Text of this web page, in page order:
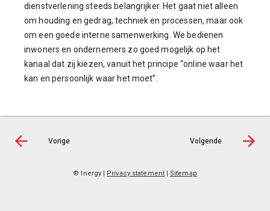
dienstverlening steeds belangrijker. Het gaat niet alleen
om houding en gedrag, techniek en processen, maar ook
om een goede interne samenwerking. We bedienen
inwoners en ondernemers zo goed mogelijk op het
kanaal dat zij kiezen, vanuit het principe “online waar het
kan en persoonlijk waar het moet”.
Vorige Volgende
© Inergy | Privacy statement| Sitemap